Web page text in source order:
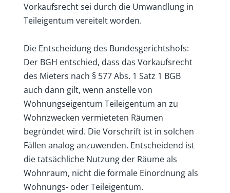
Vorkaufsrecht sei durch die Umwandlung in
Teileigentum vereitelt worden.
Die Entscheidung des Bundesgerichtshofs:
Der BGH entschied, dass das Vorkaufsrecht
des Mieters nach § 577 Abs. 1 Satz 1 BGB
auch dann gilt, wenn anstelle von
Wohnungseigentum Teileigentum an zu
Wohnzwecken vermieteten Räumen
begründet wird. Die Vorschrift ist in solchen
Fällen analog anzuwenden. Entscheidend ist
die tatsächliche Nutzung der Räume als
Wohnraum, nicht die formale Einordnung als
Wohnungs- oder Teileigentum.